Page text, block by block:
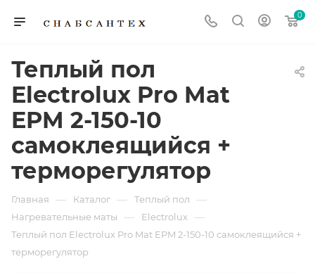
0
Теплый пол
Electrolux Pro Mat
EPM 2-150-10
самоклеящийся +
терморегулятор
Главная — Каталог — Теплый пол —
Нагревательные маты — Electrolux —
Теплый пол Electrolux Pro Mat EPM 2-150-10 самоклеящийся +
терморегулятор